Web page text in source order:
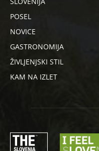
POSEL
NOVICE
GASTRONOMIJA
ŽIVLJENJSKI STIL
KAM NA IZLET